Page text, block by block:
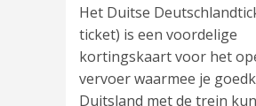
Het Duitse
ticket) is een voordelige
kortingskaart voor het
vervoer waarmee je
Duitsland met de trein